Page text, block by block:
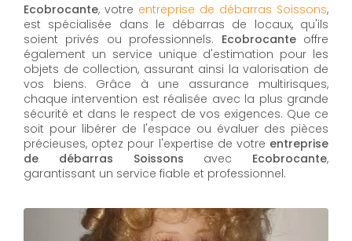
Ecobrocante, votre entreprise de débarras Soissons,
est spécialisée dans le débarras de locaux, qu'ils
soient privés ou professionnels. Ecobrocanteoffre
également un service unique d'estimation pour les
objets de collection, assurant ainsi la valorisation de
vos biens. Grâce à une assurance multirisques,
chaque intervention est réalisée avec la plus grande
sécurité et dans le respect de vos exigences. Que ce
soit pour libérer de l'espace ou évaluer des pièces
précieuses, optez pour l'expertise de votre entreprise
de débarras Soissons avec Ecobrocante,
garantissant un service fiable et professionnel.